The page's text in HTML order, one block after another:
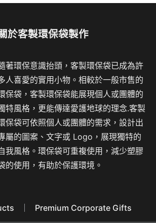
關於客製環保袋製作
著環保意識抬頭，客製環保袋已成為許
人喜愛的實用小物。相較於一般市售的
保袋，客製環保袋能展現個人或團體的
特風格，更能傳達愛護地球的理念.客製
保袋可依照個人或團體的需求，設計出
屬的圖案、文字或 Logo，展現獨特的
我風格。環保袋可重複使用，減少塑膠
的使用，有助於保護環境。
Premium Corporate Gifts